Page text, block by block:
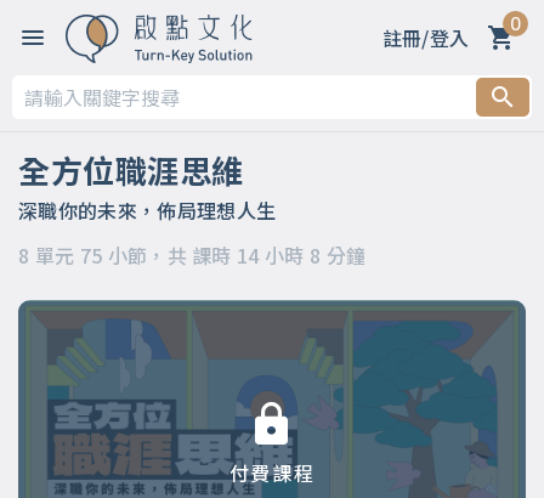
註冊/登入 0
全方位職涯思維
深職你的未來，佈局理想人生
8 單元 75 小節，共 課時 14 小時 8 分鐘
付費課程
第一章 【開篇】
第二章 【被領導階段】支持策略
第三章 【被領導階段】委身策略
第四章 【領導階段】開明策略
第五章 【領導階段】強勢策略
第七章 【應變階段】彈性策略
第八章 【結語】